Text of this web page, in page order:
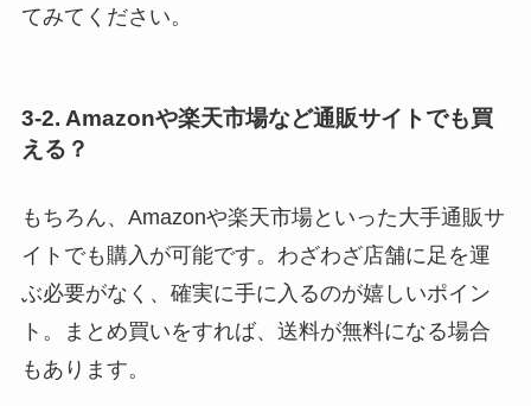
てみてください。
3-2. Amazonや楽天市場など通販サイトでも買
える？
もちろん、Amazonや楽天市場といった大手通販サ
イトでも購入が可能です。わざわざ店舗に足を運
ぶ必要がなく、確実に手に入るのが嬉しいポイン
ト。まとめ買いをすれば、送料が無料になる場合
もあります。